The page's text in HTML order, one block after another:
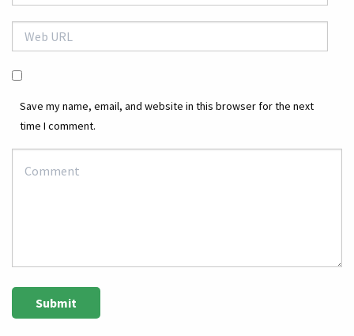
Save my name, email, and website in this browser for the next
time I comment.